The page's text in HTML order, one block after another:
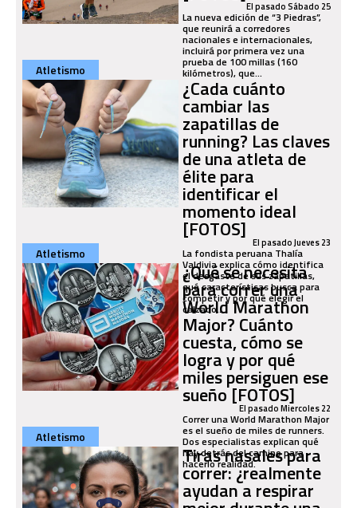
El pasado Sábado 25
La nueva edición de “3 Piedras”,
que reunirá a corredores
nacionales e internacionales,
incluirá por primera vez una
prueba de 100 millas (160
kilómetros), que...
Atletismo
¿Cada cuánto
cambiar las
zapatillas de
running? Las claves
de una atleta de
élite para
identificar el
momento ideal
[FOTOS] El pasado Jueves 23
La fondista peruana Thalía
Valdivia explica cómo identifica
el desgaste de sus zapatillas,
qué características busca para
competir y por qué elegir el
calzado...
Atletismo
¿Qué se necesita
para correr una
World Marathon
Major? Cuánto
cuesta, cómo se
logra y por qué
miles persiguen ese
sueño [FOTOS]
El pasado Miercoles 22
Correr una World Marathon Major
es el sueño de miles de runners.
Dos especialistas explican qué
hay detrás del camino para
hacerlo realidad.
Atletismo
Tiras nasales para
correr: ¿realmente
ayudan a respirar